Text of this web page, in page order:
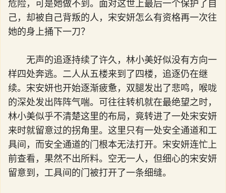
危险，可是她做不到。面对这世上最后一个保护了自
己，却被自己背叛的人，宋安妍怎么有资格再一次往
她的身上捅下一刀？
无声的追逐持续了许久，林小美好似没有方向一
样四处奔逃。二人从五楼来到了四楼，追逐仍在继
续。宋安妍也开始逐渐疲惫，双腿发出了悲鸣，喉咙
的深处发出阵阵气喘。可往往转机就在最绝望之时，
林小美似乎不清楚这里的布局，竟转进了一处宋安妍
来时就留意过的拐角里。这里只有一处安全通道和工
具间，而安全通道的门根本无法打开。宋安妍连忙上
前查看，果然不出所料。空无一人，但细心的宋安妍
留意到，工具间的门被打开了一条细缝。